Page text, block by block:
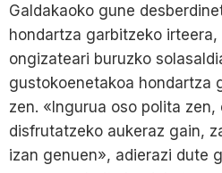
Galdakaoko gune
hondartza garbitzeko irteera,
ongizateari buruzko
gustokoenetakoa hondartza
zen. «Ingurua oso polita zen,
disfrutatzeko aukeraz gain,
izan genuen», adierazi dute